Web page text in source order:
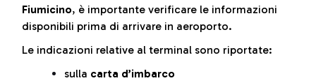
Fiumicino, è importante verificare le informazioni
disponibili prima di arrivare in aeroporto.
Le indicazioni relative al terminal sono riportate:
sulla carta d’imbarco